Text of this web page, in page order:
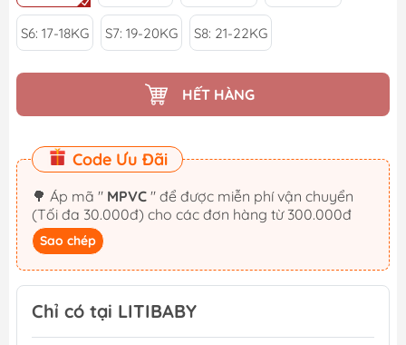
S6: 17-18KG S7: 19-20KG S8: 21-22KG
HẾT HÀNG
Code Ưu Đãi
🌳 Áp mã " MPVC " để được miễn phí vận chuyển
(Tối đa 30.000đ) cho các đơn hàng từ 300.000đ
Sao chép
Chỉ có tại LITIBABY